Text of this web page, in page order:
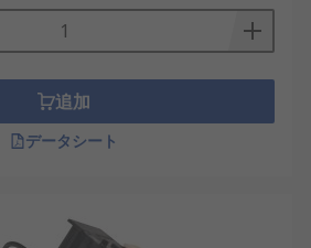
追加
データシート